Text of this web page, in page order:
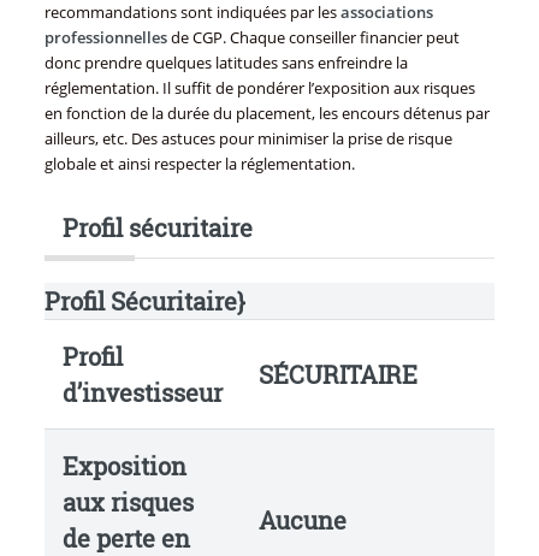
recommandations sont indiquées par lesassociations
professionnellesde CGP. Chaque conseiller financier peut
donc prendre quelques latitudes sans enfreindre la
réglementation. Il suffit de pondérer l’exposition aux risques
en fonction de la durée du placement, les encours détenus par
ailleurs, etc. Des astuces pour minimiser la prise de risque
globale et ainsi respecter la réglementation.
Profil sécuritaire
Profil Sécuritaire}
Profil
d’investisseur
SÉCURITAIRE
Exposition
aux risques
de perte en
Aucune